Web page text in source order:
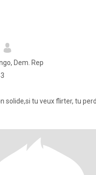
Dem. Rep
solide,si tu veux flirter, tu